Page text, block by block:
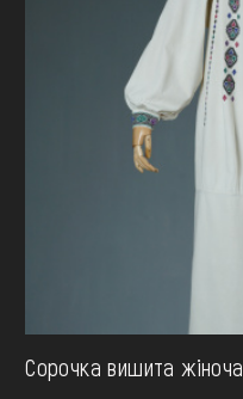
Сорочка вишита жіноча